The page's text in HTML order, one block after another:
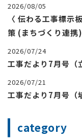
2026/08/05
〈 伝わる工事標
策 (まちづくり連携
2026/07/24
工事だより7月号（
2026/07/21
工事だより7月号（
category